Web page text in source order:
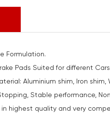
Formulation.
Pads Suited for different
Aluminium shim, Iron
Stable performance,
highest quality and very